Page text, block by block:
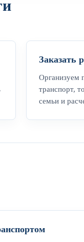
Заказать
Организуем
транспорт,
семьи и